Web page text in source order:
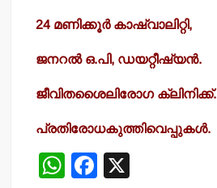
24 മണിക്കൂര്‍ കാഷ്വാലിറ്റി,
ജനറല്‍ ഒ.പി, ഡയറ്റീഷ്യന്‍.
ജീവിതശൈലിരോഗ ക്ലിനിക്ക്.
പ്രതിരോധകുത്തിവെപ്പുകള്‍.
W
F